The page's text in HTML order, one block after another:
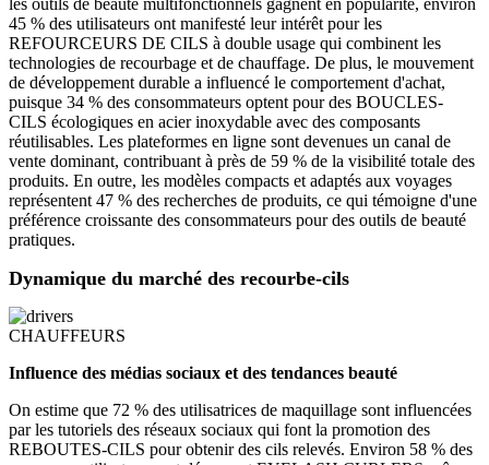
les outils de beauté multifonctionnels gagnent en popularité, environ
45 % des utilisateurs ont manifesté leur intérêt pour les
REFOURCEURS DE CILS à double usage qui combinent les
technologies de recourbage et de chauffage. De plus, le mouvement
de développement durable a influencé le comportement d'achat,
puisque 34 % des consommateurs optent pour des BOUCLES-
CILS écologiques en acier inoxydable avec des composants
réutilisables. Les plateformes en ligne sont devenues un canal de
vente dominant, contribuant à près de 59 % de la visibilité totale des
produits. En outre, les modèles compacts et adaptés aux voyages
représentent 47 % des recherches de produits, ce qui témoigne d'une
préférence croissante des consommateurs pour des outils de beauté
pratiques.
Dynamique du marché des recourbe-cils
CHAUFFEURS
Influence des médias sociaux et des tendances beauté
On estime que 72 % des utilisatrices de maquillage sont influencées
par les tutoriels des réseaux sociaux qui font la promotion des
REBOUTES-CILS pour obtenir des cils relevés. Environ 58 % des